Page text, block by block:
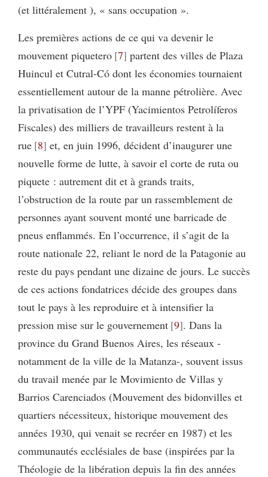
(et littéralement ), « sans occupation ».
Les premières actions de ce qui va devenir le
mouvement piquetero 7 partent des villes de Plaza
Huincul et Cutral-Có dont les économies tournaient
essentiellement autour de la manne pétrolière. Avec
la privatisation de l’YPF (Yacimientos Petrolíferos
Fiscales) des milliers de travailleurs restent à la
rue 8 et, en juin 1996, décident d’inaugurer une
nouvelle forme de lutte, à savoir el corte de ruta ou
piquete : autrement dit et à grands traits,
l’obstruction de la route par un rassemblement de
personnes ayant souvent monté une barricade de
pneus enflammés. En l’occurrence, il s’agit de la
route nationale 22, reliant le nord de la Patagonie au
reste du pays pendant une dizaine de jours. Le succès
de ces actions fondatrices décide des groupes dans
tout le pays à les reproduire et à intensifier la
pression mise sur le gouvernement 9 . Dans la
province du Grand Buenos Aires, les réseaux -
notamment de la ville de la Matanza-, souvent issus
du travail menée par le Movimiento de Villas y
Barrios Carenciados (Mouvement des bidonvilles et
quartiers nécessiteux, historique mouvement des
années 1930, qui venait se recréer en 1987) et les
communautés ecclésiales de base (inspirées par la
Théologie de la libération depuis la fin des années